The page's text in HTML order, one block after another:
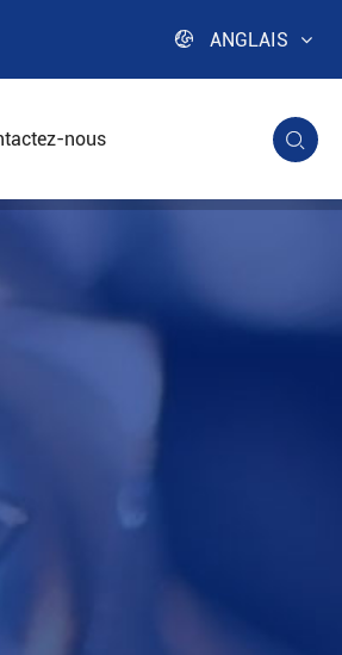
 ANGLAIS
nous 